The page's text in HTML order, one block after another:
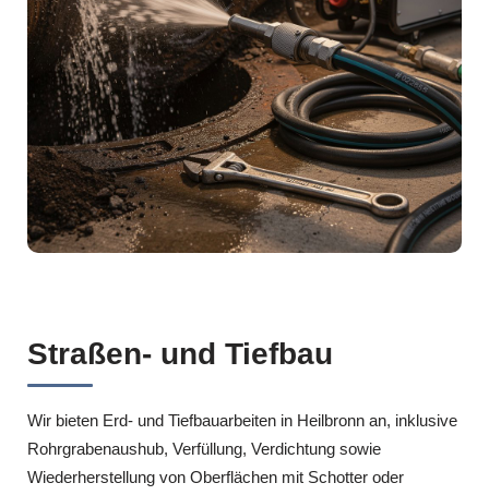
Straßen- und Tiefbau
Wir bieten Erd- und Tiefbauarbeiten in Heilbronn an, inklusive
Rohrgrabenaushub, Verfüllung, Verdichtung sowie
Wiederherstellung von Oberflächen mit Schotter oder